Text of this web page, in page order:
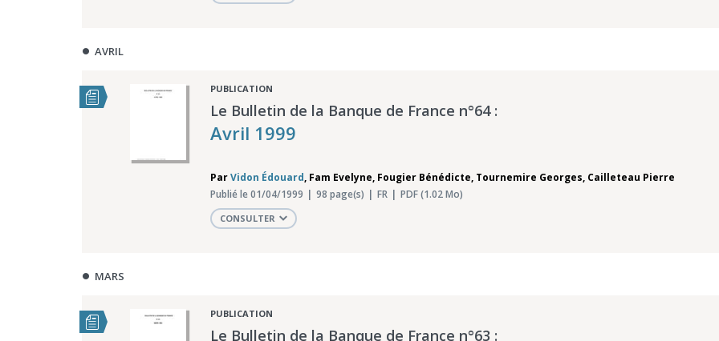
AVRIL
PUBLICATION
Le Bulletin de la Banque de France n°64 :
Avril 1999
ParVidon Édouard, Fam Evelyne, Fougier Bénédicte, Tournemire Georges, Cailleteau Pierre
Publié le 01/04/1999
98 page(s) FR PDF (1.02 Mo)
CONSULTER
MARS
PUBLICATION
Le Bulletin de la Banque de France n°63 :